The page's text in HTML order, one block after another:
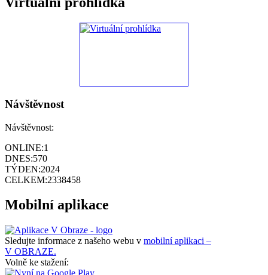
Návštěvnost
Návštěvnost:
ONLINE:1
DNES:570
TÝDEN:2024
CELKEM:2338458
Mobilní aplikace
Sledujte informace z našeho webu v mobilní aplikaci –
V OBRAZE.
Volně ke stažení: